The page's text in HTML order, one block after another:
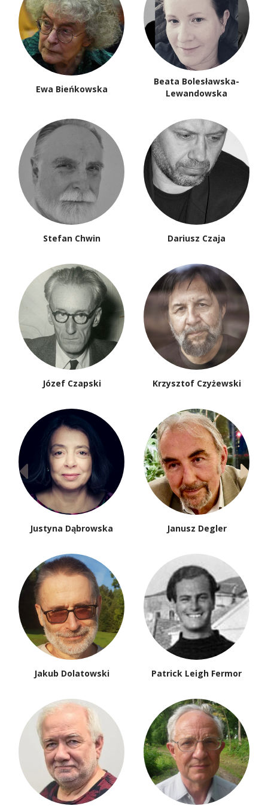
Ewa Bieńkowska
Beata Bolesławska-
Lewandowska
Stefan Chwin Dariusz Czaja
Józef Czapski Krzysztof Czyżewski
Justyna Dąbrowska Janusz Degler
Jakub Dolatowski Patrick Leigh Fermor